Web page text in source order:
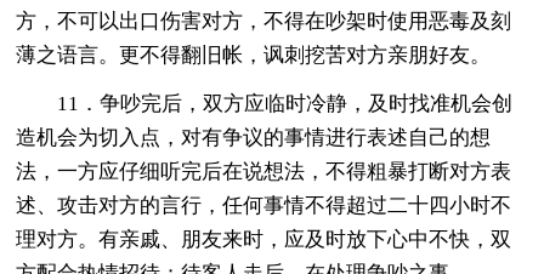
方，不可以出口伤害对方，不得在吵架时使用恶毒及刻
薄之语言。更不得翻旧帐，讽刺挖苦对方亲朋好友。
11．争吵完后，双方应临时冷静，及时找准机会创
造机会为切入点，对有争议的事情进行表述自己的想
法，一方应仔细听完后在说想法，不得粗暴打断对方表
述、攻击对方的言行，任何事情不得超过二十四小时不
理对方。有亲戚、朋友来时，应及时放下心中不快，双